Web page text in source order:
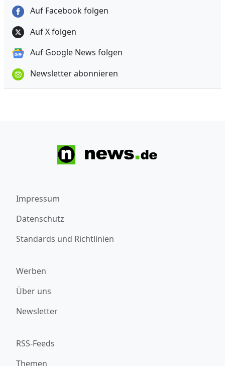
Auf Facebook folgen
Auf X folgen
Auf Google News folgen
Newsletter abonnieren
Impressum
Datenschutz
Standards und Richtlinien
Werben
Über uns
Newsletter
RSS-Feeds
Themen